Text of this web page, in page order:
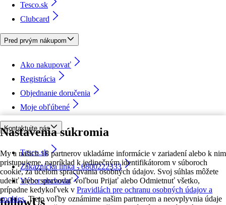
Nastavenia súkromia
My a našich 18 partnerov ukladáme informácie v zariadení alebo k nim
pristupujeme, napríklad k jedinečným identifikátorom v súboroch
cookie, za účelom spracúvania osobných údajov. Svoj súhlas môžete
udeliť alebo spravovať voľbou Prijať alebo Odmietnuť všetko,
prípadne kedykoľvek v Pravidlách pre ochranu osobných údajov a
cookies. Tieto voľby oznámime našim partnerom a neovplyvnia údaje
Tesco.sk
Clubcard
Pred prvým nákupom
Ako nakupovať
Registrácia
Objednanie doručenia
Moje obľúbené
Kontaktujte nás
Tesco.sk
Zákaznícka linka - 0800222333
Výber obchodu
followUs